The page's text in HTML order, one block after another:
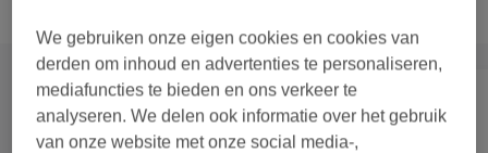
Alle Ontharen
We gebruiken onze eigen cookies en cookies van
derden om inhoud en advertenties te personaliseren,
mediafuncties te bieden en ons verkeer te
analyseren. We delen ook informatie over het gebruik
van onze website met onze social media-,